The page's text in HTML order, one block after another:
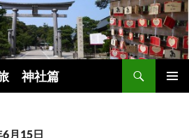
神社篇
月15日